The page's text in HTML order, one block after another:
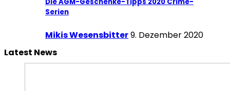
Serien
Mikis Wesensbitter9. Dezember 2020
Latest News